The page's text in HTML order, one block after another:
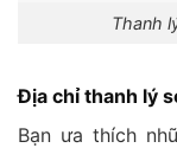
Thanh
Địa chỉ thanh lý
Bạn ưa thích